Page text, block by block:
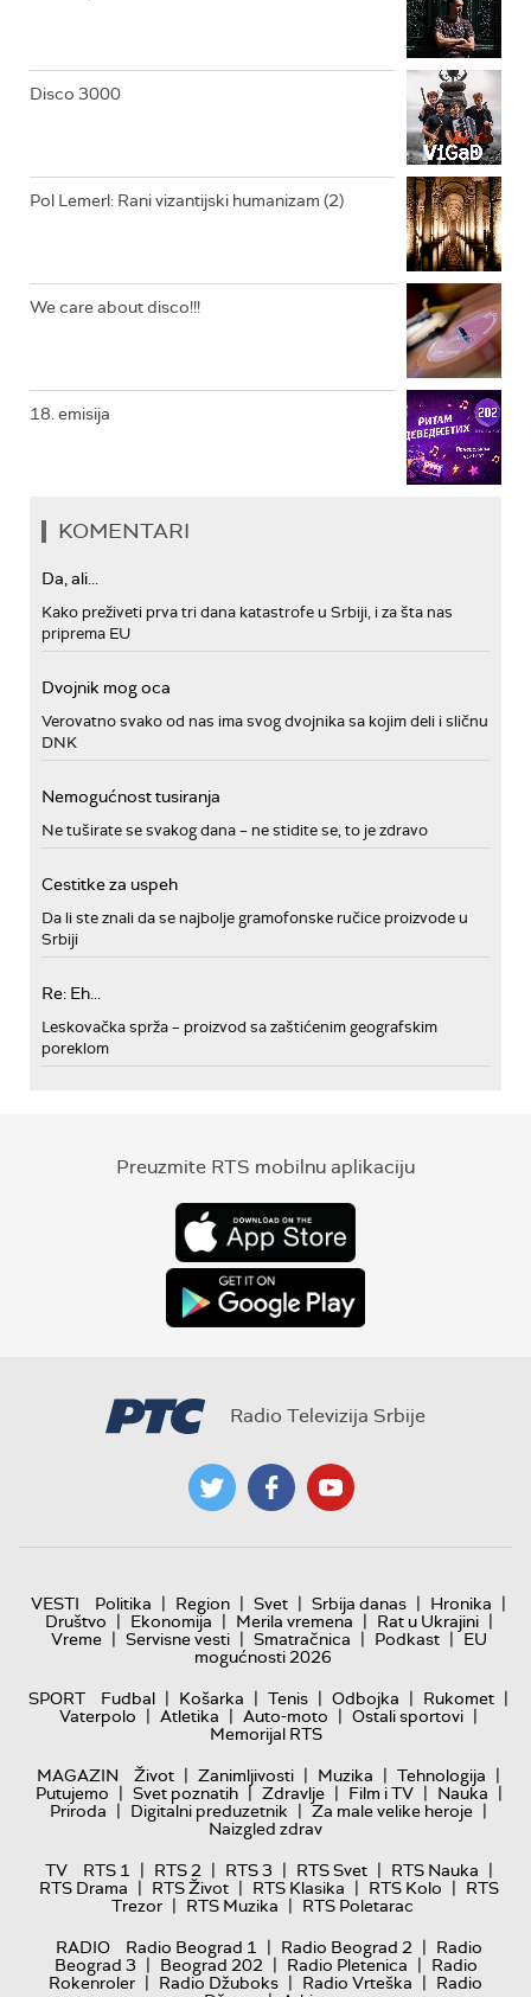
Disco 3000
Pol Lemerl: Rani vizantijski humanizam (2)
We care about disco!!!
18. emisija
KOMENTARI
Da, ali...
Kako preživeti prva tri dana katastrofe u Srbiji, i za šta nas
priprema EU
Dvojnik mog oca
Verovatno svako od nas ima svog dvojnika sa kojim deli i sličnu
DNK
Nemogućnost tusiranja
Ne tuširate se svakog dana – ne stidite se, to je zdravo
Cestitke za uspeh
Da li ste znali da se najbolje gramofonske ručice proizvode u
Srbiji
Re: Eh...
Leskovačka sprža – proizvod sa zaštićenim geografskim
poreklom
Preuzmite RTS mobilnu aplikaciju
Radio Televizija Srbije
VESTI Politika | Region | Svet | Srbija danas | Hronika |
Društvo | Ekonomija | Merila vremena | Rat u Ukrajini |
Vreme | Servisne vesti | Smatračnica | Podkast | EU
mogućnosti 2026
SPORT
Fudbal | Košarka | Tenis | Odbojka | Rukomet |
Vaterpolo | Atletika | Auto-moto | Ostali sportovi |
Memorijal RTS
MAGAZIN
Život | Zanimljivosti | Muzika | Tehnologija |
Putujemo | Svet poznatih | Zdravlje | Film i TV | Nauka |
Priroda | Digitalni preduzetnik | Za male velike heroje |
Naizgled zdrav
TV
RTS 1 | RTS 2 | RTS 3 | RTS Svet | RTS Nauka |
RTS Drama | RTS Život | RTS Klasika | RTS Kolo | RTS
Trezor | RTS Muzika | RTS Poletarac
RADIO
Radio Beograd 1 | Radio Beograd 2 | Radio
Beograd 3 | Beograd 202 | Radio Pletenica | Radio
Rokenroler | Radio Džuboks | Radio Vrteška | Radio